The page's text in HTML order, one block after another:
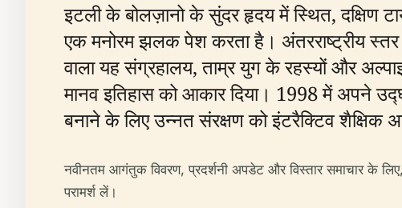
इटली के बोलज़ानो के सुंदर हृदय में स्थित, दक्षिण
एक मनोरम झलक पेश करता है। अंतरराष्ट्रीय
वाला यह संग्रहालय, ताम्र युग के रहस्यों और
मानव इतिहास को आकार दिया। 1998 में अपने
बनाने के लिए उन्नत संरक्षण को इंटरैक्टिव शैक्षिक
नवीनतम आगंतुक विवरण, प्रदर्शनी अपडेट और विस्तार समाचार के
परामर्श लें।